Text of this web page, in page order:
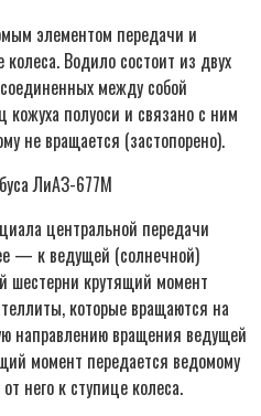
элементом передачи и
Водило состоит из двух
между собой
полуоси и связано с ним
не вращается (застопорено).
ЛиАЗ-677М
центральной передачи
— к ведущей (солнечной)
шестерни крутящий момент
которые вращаются на
направлению вращения ведущей
момент передается ведомому
него к ступице колеса.